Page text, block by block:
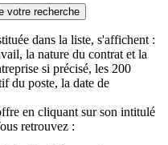
votre recherche
dans la liste, s'affichent :
la nature du contrat et la
si précisé, les 200
du poste, la date de
en cliquant sur son intitulé
retrouvez :